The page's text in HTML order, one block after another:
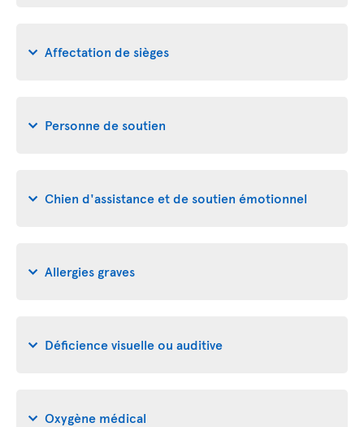
Affectation de sièges
Personne de soutien
Chien d'assistance et de soutien émotionnel
Allergies graves
Déficience visuelle ou auditive
Oxygène médical